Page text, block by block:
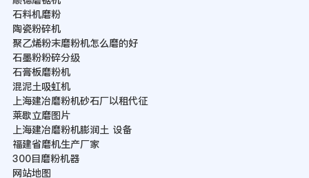
石料机磨粉
陶瓷粉碎机
聚乙烯粉末磨粉机怎么磨的好
石墨粉粉碎分级
石膏板磨粉机
混泥土吸虹机
上海建冶磨粉机砂石厂以租代征
莱歇立磨图片
上海建冶磨粉机膨润土 设备
福建省磨机生产厂家
300目磨粉机器
网站地图